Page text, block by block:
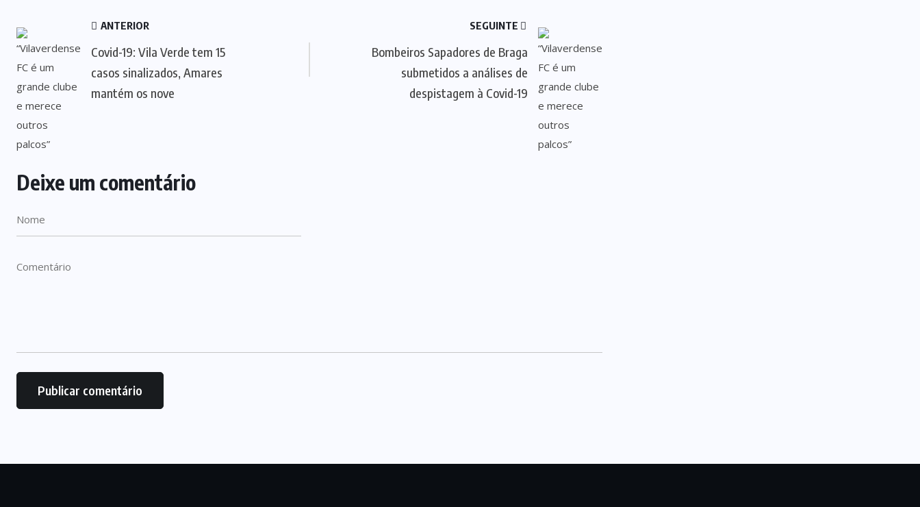
ANTERIOR
Covid-19: Vila Verde tem 15
casos sinalizados, Amares
mantém os nove
SEGUINTE
Bombeiros Sapadores de Braga
submetidos a análises de
despistagem à Covid-19
Deixe um comentário